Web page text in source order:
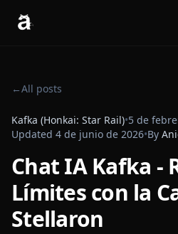
←All posts
Kafka (Honkai: Star Rail)•5 de
Updated 4 de junio de 2026•By
Chat IA Kafka -
Límites con la
Stellaron